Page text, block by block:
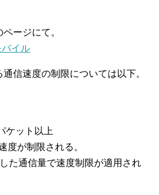
ージにて。
イル
信速度の制限については以下。
ケット以上
が制限される。
た通信量で速度制限が適用され